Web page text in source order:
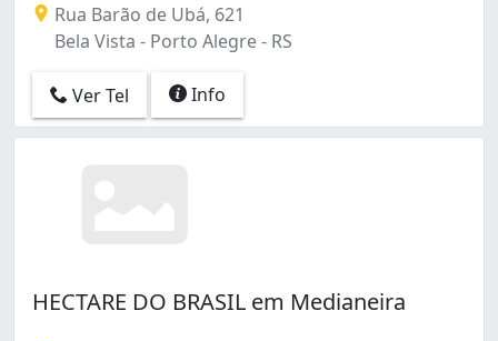
Rua Barão de Ubá, 621
Bela Vista - Porto Alegre - RS
Ver Tel Info
HECTARE DO BRASIL em Medianeira